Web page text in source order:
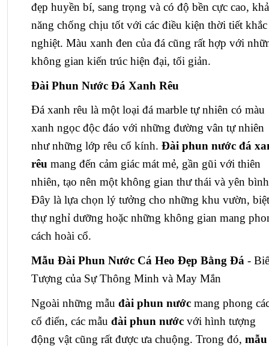
đẹp huyền bí, sang trọng và có độ bền cực cao, khả
năng chống chịu tốt với các điều kiện thời tiết khắc
nghiệt. Màu xanh đen của đá cũng rất hợp với
không gian kiến trúc hiện đại, tối giản.
Đài Phun Nước Đá Xanh Rêu
Đá xanh rêu là một loại đá marble tự nhiên có màu
xanh ngọc độc đáo với những đường vân tự nhiên
như những lớp rêu cổ kính. Đài phun nước đá
rêu mang đến cảm giác mát mẻ, gần gũi với thiên
nhiên, tạo nên một không gian thư thái và yên
Đây là lựa chọn lý tưởng cho những khu vườn, biệt
thự nghỉ dưỡng hoặc những không gian mang
cách hoài cổ.
Mẫu Đài Phun Nước Cá Heo Đẹp Bằng Đá -
Tượng của Sự Thông Minh và May Mắn
Ngoài những mẫu đài phun nước mang phong
cổ điển, các mẫu đài phun nước với hình tượng
động vật cũng rất được ưa chuộng. Trong đó, mẫu